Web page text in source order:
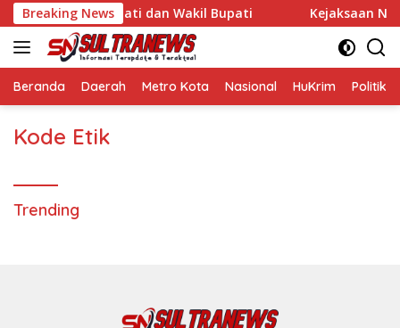
Langsung
ke
konten
Breaking News
Istri Rasa Bupati dan Wakil Bupati Kejaksaan
Beranda Daerah Metro Kota Nasional HuKrim Politik
Kode Etik
Trending